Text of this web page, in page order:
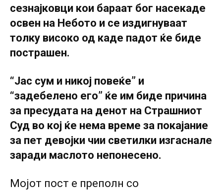
сезнајковци кои бараат бог насекаде
освен на Небото и се издигнуваат
толку високо од каде падот ќе биде
пострашен.
“Јас сум и никој повеќе” и
“задебелено его” ќе им биде причина
за пресудата на денот на Страшниот
Суд во кој ќе нема време за покајание
за пет девојки чии светилки изгаснале
заради маслото непонесено.
Мојот пост е преполн со